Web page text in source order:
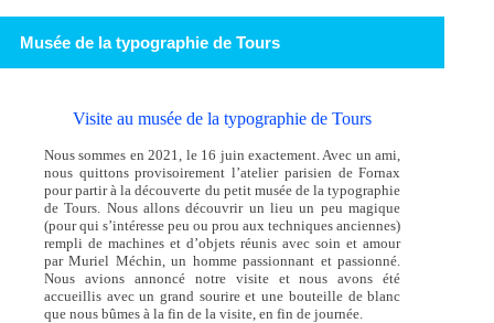
Musée de la typographie de Tours
Visite au musée de la typographie de Tours
Nous sommes en 2021, le 16 juin exactement. Avec un ami,
nous quittons provisoirement l’atelier parisien de Fornax
pour partir à la découverte du petit musée de la typographie
de Tours. Nous allons découvrir un lieu un peu magique
(pour qui s’intéresse peu ou prou aux techniques anciennes)
rempli de machines et d’objets réunis avec soin et amour
par Muriel Méchin, un homme passionnant et passionné.
Nous avions annoncé notre visite et nous avons été
accueillis avec un grand sourire et une bouteille de blanc
que nous bûmes à la fin de la visite, en fin de journée.